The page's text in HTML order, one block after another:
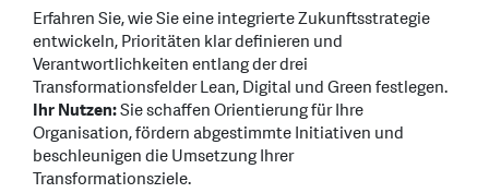
Erfahren Sie, wie Sie eine integrierte Zukunftsstrategie
entwickeln, Prioritäten klar definieren und
Verantwortlichkeiten entlang der drei
Transformationsfelder Lean, Digital und Green festlegen.
Ihr Nutzen:Sie schaffen Orientierung für Ihre
Organisation, fördern abgestimmte Initiativen und
beschleunigen die Umsetzung Ihrer
Transformationsziele.